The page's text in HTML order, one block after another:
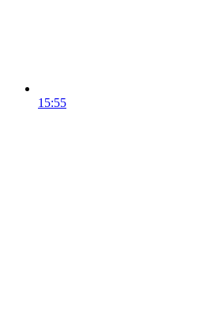
15:55